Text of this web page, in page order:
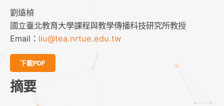
劉遠楨
國立臺北教育大學課程與教學傳播科技研究所教授
Email： liu@tea.nrtue.edu.tw
下載PDF
摘要